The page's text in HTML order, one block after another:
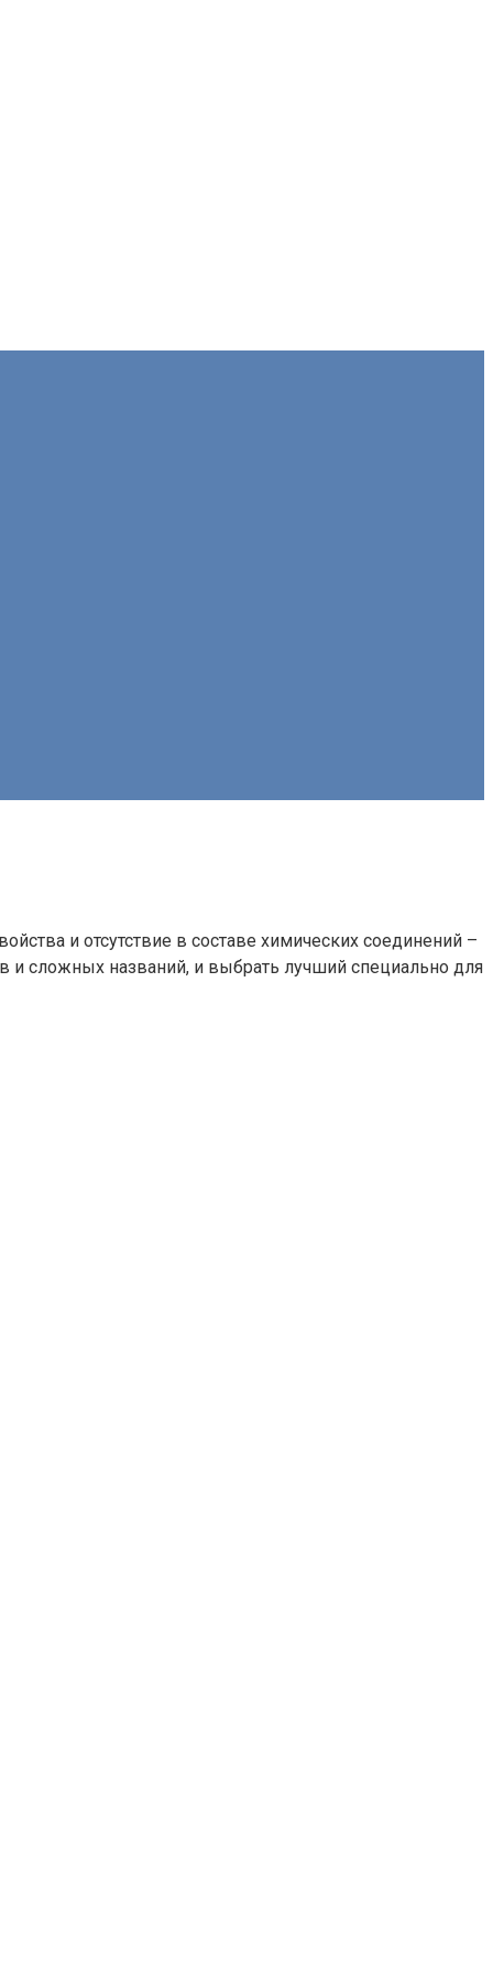
и отсутствие в составе химических соединений –
сложных названий, и выбрать лучший специально для